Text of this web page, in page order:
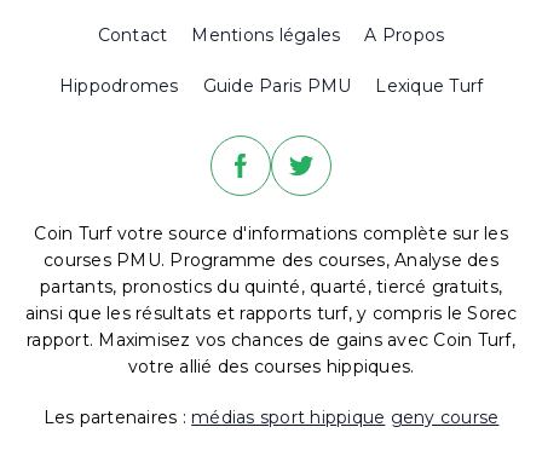
Contact Mentions légales A Propos
Hippodromes Guide Paris PMU Lexique Turf
Coin Turf votre source d'informations complète sur les
courses PMU. Programme des courses, Analyse des
partants, pronostics du quinté, quarté, tiercé gratuits,
ainsi que les résultats et rapports turf, y compris le Sorec
rapport. Maximisez vos chances de gains avec Coin Turf,
votre allié des courses hippiques.
Les partenaires : médias sport hippique geny course